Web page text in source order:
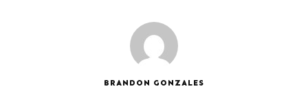
BRANDON GONZALES